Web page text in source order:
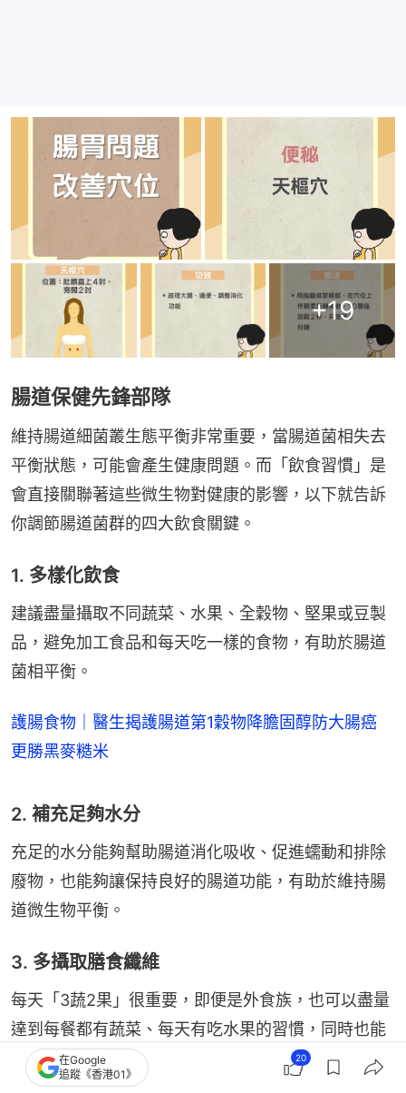
+19
腸道保健先鋒部隊
維持腸道細菌叢生態平衡非常重要，當腸道菌相失去
平衡狀態，可能會產生健康問題。而「飲食習慣」是
會直接關聯著這些微生物對健康的影響，以下就告訴
你調節腸道菌群的四大飲食關鍵。
1. 多樣化飲食
建議盡量攝取不同蔬菜、水果、全穀物、堅果或豆製
品，避免加工食品和每天吃一樣的食物，有助於腸道
菌相平衡。
護腸食物｜醫生揭護腸道第1穀物降膽固醇防大腸癌
更勝黑麥糙米
2. 補充足夠水分
充足的水分能夠幫助腸道消化吸收、促進蠕動和排除
廢物，也能夠讓保持良好的腸道功能，有助於維持腸
道微生物平衡。
3. 多攝取膳食纖維
每天「3蔬2果」很重要，即便是外食族，也可以盡量
達到每餐都有蔬菜、每天有吃水果的習慣，同時也能
補到各種維生素和礦物質。
在Google
追蹤《香港01》
20